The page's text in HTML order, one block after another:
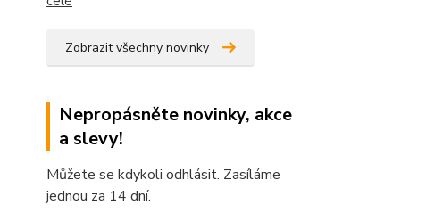
Zobrazit všechny novinky
Nepropásněte novinky, akce
a slevy!
Můžete se kdykoli odhlásit. Zasíláme
jednou za 14 dní.